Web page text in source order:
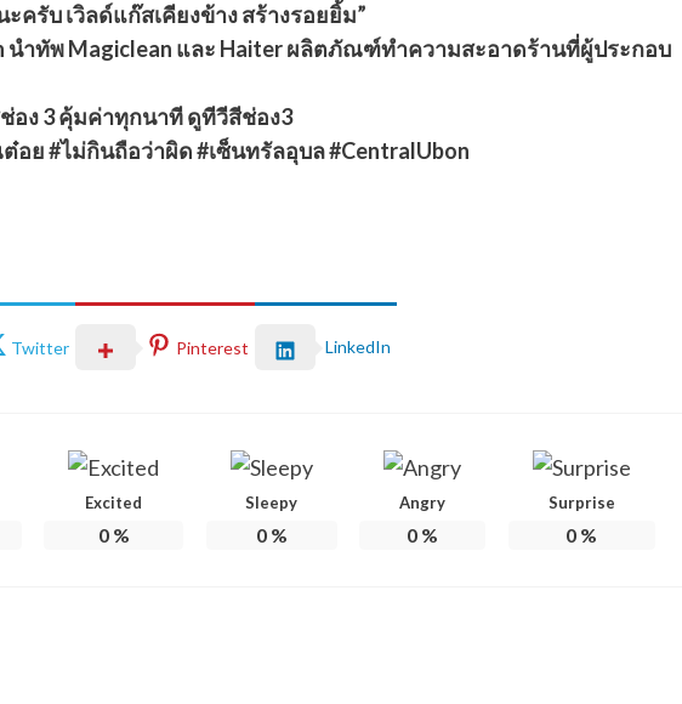
ครับ เวิลด์แก๊สเคียงข้าง สร้างรอยยิ้ม”
นำทัพ Magiclean และ Haiter ผลิตภัณฑ์ทำความสะอาดร้านที่ผู้ประกอบ
อง 3 คุ้มค่าทุกนาที ดูทีวีสีช่อง3
ย #ไม่กินถือว่าผิด #เซ็นทรัลอุบล #CentralUbon
Twitter Pinterest LinkedIn
Excited
0%
Sleepy
0%
Angry
0 %
Surprise
0 %